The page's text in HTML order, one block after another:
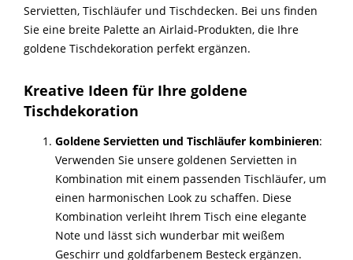
Servietten, Tischläufer und Tischdecken. Bei uns finden
Sie eine breite Palette an Airlaid-Produkten, die Ihre
goldene Tischdekoration perfekt ergänzen.
Kreative Ideen für Ihre goldene
Tischdekoration
Goldene Servietten und Tischläufer kombinieren:
Verwenden Sie unsere goldenen Servietten in
Kombination mit einem passenden Tischläufer, um
einen harmonischen Look zu schaffen. Diese
Kombination verleiht Ihrem Tisch eine elegante
Note und lässt sich wunderbar mit weißem
Geschirr und goldfarbenem Besteck ergänzen.